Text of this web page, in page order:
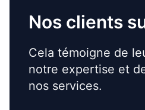
Nos clients
Cela témoigne de
notre expertise et
nos services.